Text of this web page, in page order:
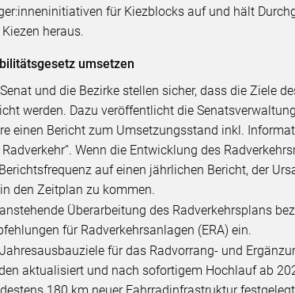
für Kiezblocks auf und hält
heraus.
umsetzen
Senat und die Bezirke stellen sicher, dass die Ziele
werden. Dazu veröffentlicht die
einen Bericht zum Umsetzungsstand inkl.
Wenn die Entwicklung des
auf einen jährlichen Bericht, der
den Zeitplan zu kommen.
Überarbeitung des Radverkehrsplans
für Radverkehrsanlagen (ERA) ein.
für das Radvorrang- und
aktualisiert und nach sofortigem Hochlauf ab